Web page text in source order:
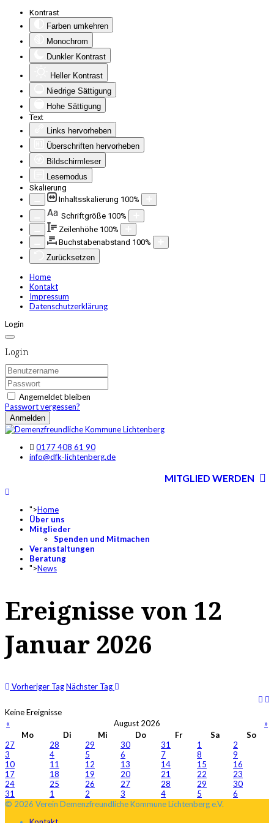
Kontrast
Farben umkehren
Monochrom
Dunkler Kontrast
Heller Kontrast
Niedrige Sättigung
Hohe Sättigung
Text
Links hervorheben
Überschriften hervorheben
Bildschirmleser
Lesemodus
Skalierung
Inhaltsskalierung 100%
Aa Schriftgröße 100%
Zeilenhöhe 100%
Buchstabenabstand 100%
Zurücksetzen
Home
Kontakt
Impressum
Datenschutzerklärung
Login
Login
Angemeldet bleiben
Passwort vergessen?
Anmelden
0177 408 61 90
info@dfk-lichtenberg.de
MITGLIED WERDEN
">Home
Über uns
Mitglieder
Spenden und Mitmachen
Veranstaltungen
Beratung
">News
Ereignisse von 12
Januar 2026
Vorheriger TagNächster Tag
Keine Ereignisse
«
August 2026
»
Mo
Di Mi Do Fr Sa
So
27
28 29 30 31 1
2
3
4 5 6 7 8
9
10
11 12 13 14 15
16
17
18 19 20 21 22
23
24
25 26 27 28 29
30
31
1 2 3 4 5
6
© 2026 Verein Demenzfreundliche Kommune Lichtenberg e.V.